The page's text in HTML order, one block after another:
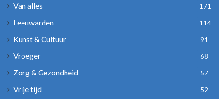
Van alles 171
Leeuwarden 114
Kunst & Cultuur 91
Vroeger 68
Zorg & Gezondheid 57
Vrije tijd 52